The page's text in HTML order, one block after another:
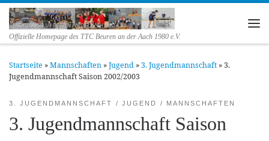
Zum Inhalt springen
Offizielle Homepage des TTC Beuren an der Aach 1980 e.V.
Startseite »Mannschaften »Jugend »3. Jugendmannschaft »3.
Jugendmannschaft Saison 2002/2003
3. JUGENDMANNSCHAFT JUGEND MANNSCHAFTEN
3. Jugendmannschaft Saison